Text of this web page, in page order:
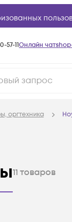
57-11Онлайн чат
оргтехника
11 товаров